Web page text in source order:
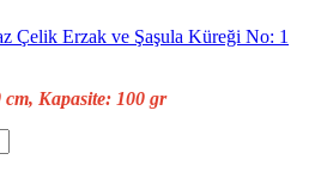
Çelik Erzak ve Şaşula Küreği No: 1
Kapasite: 100 gr